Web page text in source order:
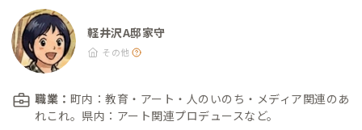
・星野温泉 トンボの湯：徒歩10分 ・ピッキオ（野鳥の森）：徒
歩13分 ・セゾン現代美術館：車5分 ・軽井沢千住博美術館：車7
分 ・軽井沢・プリンスショッピングプラザ（アウトレット・モ
ール）：車8分 ・旧軽井沢銀座通り：車10分 ・白糸の滝：車18
分
軽井沢A邸家守
その他
職業： 町内：教育・アート・人のいのち・メディア関連のあ
れこれ。県内：アート関連プロデュースなど。